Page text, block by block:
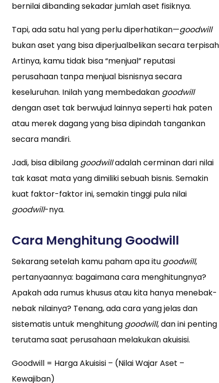
bernilai dibanding sekadar jumlah aset fisiknya.
Tapi, ada satu hal yang perlu diperhatikan—goodwill
bukan aset yang bisa diperjualbelikan secara
Artinya, kamu tidak bisa “menjual” reputasi
perusahaan tanpa menjual bisnisnya secara
keseluruhan. Inilah yang membedakan goodwill
dengan aset tak berwujud lainnya seperti hak paten
atau merek dagang yang bisa dipindah tangankan
secara mandiri.
Jadi, bisa dibilang goodwilladalah cerminan dari nilai
tak kasat mata yang dimiliki sebuah bisnis. Semakin
kuat faktor-faktor ini, semakin tinggi pula nilai
goodwill-nya.
Cara Menghitung Goodwill
Sekarang setelah kamu paham apa itu goodwill,
pertanyaannya: bagaimana cara menghitungnya?
Apakah ada rumus khusus atau kita hanya menebak-
nebak nilainya? Tenang, ada cara yang jelas dan
sistematis untuk menghitung goodwill, dan ini penting
terutama saat perusahaan melakukan akuisisi.
Goodwill = Harga Akuisisi – (Nilai Wajar Aset –
Kewajiban)